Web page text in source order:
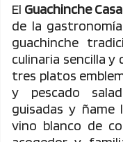
El Guachinche
de la
guachinche
culinaria sencilla y
tres platos
y pescado
guisadas y ñame
vino blanco de